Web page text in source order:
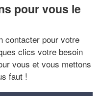
pour vous le
contacter pour votre
clics votre besoin
vous et vous mettons
faut !